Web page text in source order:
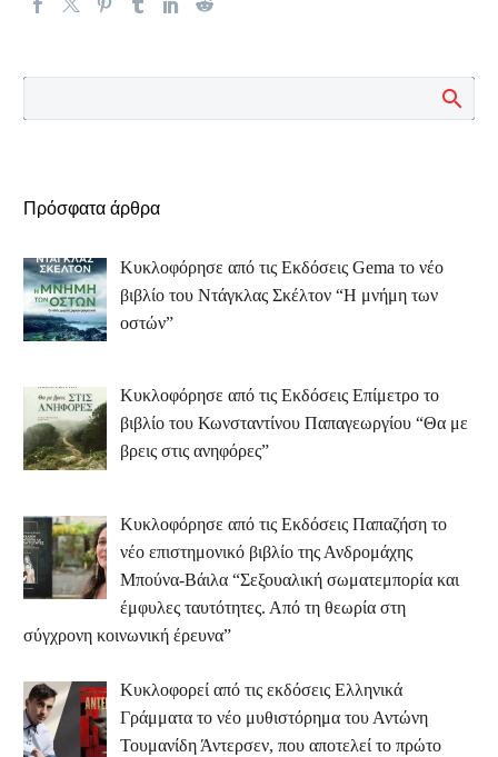
Πρόσφατα άρθρα
Κυκλοφόρησε από τις Εκδόσεις Gema το νέο
βιβλίο του Ντάγκλας Σκέλτον “Η μνήμη των
οστών”
Κυκλοφόρησε από τις Εκδόσεις Επίμετρο το
βιβλίο του Κωνσταντίνου Παπαγεωργίου “Θα με
βρεις στις ανηφόρες”
Κυκλοφόρησε από τις Εκδόσεις Παπαζήση το
νέο επιστημονικό βιβλίο της Ανδρομάχης
Μπούνα-Βάιλα “Σεξουαλική σωματεμπορία και
έμφυλες ταυτότητες. Από τη θεωρία στη
σύγχρονη κοινωνική έρευνα”
Κυκλοφορεί από τις εκδόσεις Ελληνικά
Γράμματα το νέο μυθιστόρημα του Αντώνη
Τουμανίδη Άντερσεν, που αποτελεί το πρώτο